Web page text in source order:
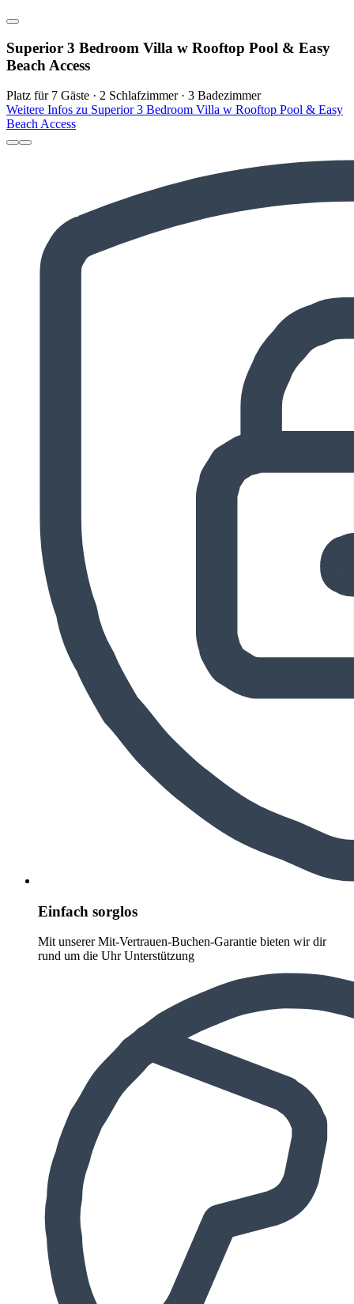
Superior 3 Bedroom Villa w Rooftop Pool & Easy
Beach Access
Platz für 7 Gäste · 2 Schlafzimmer · 3 Badezimmer
Weitere Infos zu Superior 3 Bedroom Villa w Rooftop Pool & Easy
Beach Access
Einfach sorglos
Mit unserer Mit-Vertrauen-Buchen-Garantie bieten wir dir
rund um die Uhr Unterstützung